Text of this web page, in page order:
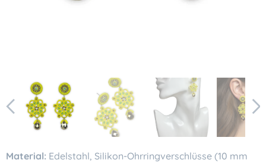
KI-generiertes Bild
Material: Edelstahl, Silikon-Ohrringverschlüsse (10 mm